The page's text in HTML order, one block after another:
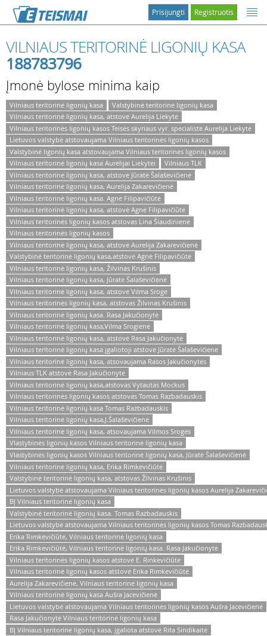
Registruotis
Prisijungti
VILNIAUS TERITORINĖ LIGONIŲ KASA
188783796
Įmonė bylose minima kaip
Vilniaus teritorinė ligonių kasa
Valstybinė teritorinė ligonių kasa
Vilniaus teritorinė ligonių kasa, atstovė Aurelija Liekytė
Vilniaus teritorinės ligonių kasos Teisės skyriaus vyr. specialistė Aurelija Liekytė
Lietuvos valstybė atstovaujama Vilniaus teritorinės ligonių kasos
Valstybinė ligonių kasa atstovaujama Vilniaus teritorinės ligonių kasos
Vilniaus teritorinė ligonių kasa Aurelijai Liekytei
Vilniaus TLK
Vilniaus teritorinė ligonių kasa, atstovė Jūratė Šalaševičienė
Vilniaus teritorinė ligonių kasa, Aurelija Zakarevičienė
Vilniaus teritorinė ligonių kasa. Agnė Filipavičiūtė
Vilniaus teritorinė ligonių kasa, atstovė Agnė Filipavičiūtė
Vilniaus teritorinės ligonių kasos atstovas Lina Šiaudinienė
Vilniaus teritorinės ligonių kasos
Vilniaus teritorinė ligonių kasa, atstovė Aurelija Zakarevičienė
Valstybinė teritorinė ligonių kasa,atstovė Agnė Filipavičiūtė
Vilniaus teritorinė ligonių kasa, Žilvinas Krušinis
Vilniaus teritorinė ligonių kasa, Jūratė Šalaševičienė
Vilniaus teritorinė ligonių kasa, atstovė Vilma Srogė
Vilniaus teritorinės ligonių kasa, atstovas Žilvinas Krušinis
Vilniaus teritorinė ligonių kasa. Rasa Jakučionytė
Vilniaus teritorinė ligonių kasa,Vilma Srogienė
Vilniaus teritorinė ligonių kasa, atstovė Rasa Jakučionytė
Vilniaus teritorinė ligonių kasa įgaliotoji atstovė Jūratė Šalaševičienė
Vilniaus teritorinė ligonių kasa, atsovaujama Rasos Jakučionytės
Vilniaus TLK atstovė Rasa Jakučionytė
Vilniaus teritorinė ligonių kasa,atstovas Vytautas Mockus
Vilniaus teritorinės ligonių kasos atstovas Tomas Razbadauskis
Vilniaus teritorinė ligonių kasa Tomas Razbadauskis
Vilniaus teritorinė ligonių kasa,J.Šalaševičienė
Vilniaus teritorinė ligonių kasa, atsovaujama Vilmos Srogės
Vlastybinės ligonių kasos Vilniaus teritorinė ligonių kasa
Vlastybinės ligonių kasos Vilniaus teritorinė ligonių kasa, Jūratė Šalaševičienė
Vilniaus teritorinė ligonių kasa, Erika Rimkevičiūtė
Valstybinė teritorinė ligonių kasa, atstovas Žilvinas Krušinis
Lietuvos valstybė atstovaujama Vilniaus teritorinės ligonių kasos Aurelija
BĮ Vilniaus teritorinė ligonių kasa
Valstybinė teritorinė ligonių kasa. Tomas Razbadauskis
Lietuvos valstybė atstovaujama Vilniaus teritorinės ligonių kasos Tomas
Erika Rimkevičiūtė, Vilniaus teritorinė ligonių kasa
Erika Rimkevičiūtė, Vilniaus teritorinė ligonių kasa. Rasa Jakučionytė
Vilniaus teritorinės ligonių kasos atstovė E. Rinkevičiūtė
Vilniaus teritorinė ligonių kasos atstovė Erika Rimkevičiūtė
Aurelija Zakarevičienė, Vilniaus teritorinė ligonių kasa
Vilniaus teritorinė ligonių kasa Aušra Jacevičienė
Lietuvos valstybė atstovaujama Vilniaus teritorinės ligonių kasos Aušra Jacevičienė
Rasa Jakučionytė Vilniaus teritorinė ligonių kasa
BĮ Vilniaus teritorinė ligonių kasa, įgaliota atstovė Rita Sindikaitė